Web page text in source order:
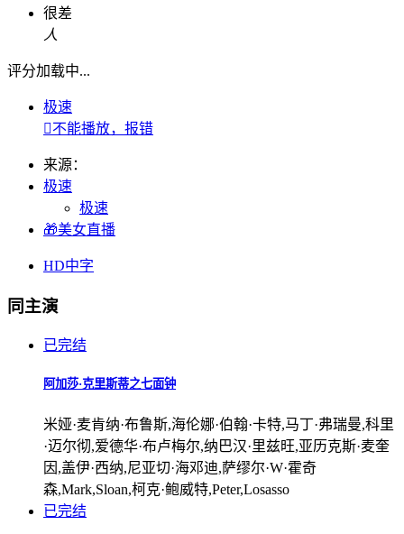
很差
人
评分加载中...
极速
不能播放，报错
来源：
极速
极速
🎁美女直播
HD中字
同主演
已完结
阿加莎·克里斯蒂之七面钟
米娅·麦肯纳·布鲁斯,海伦娜·伯翰·卡特,马丁·弗瑞曼,科里
·迈尔彻,爱德华·布卢梅尔,纳巴汉·里兹旺,亚历克斯·麦奎
因,盖伊·西纳,尼亚切·海邓迪,萨缪尔·W·霍奇
森,Mark,Sloan,柯克·鲍威特,Peter,Losasso
已完结